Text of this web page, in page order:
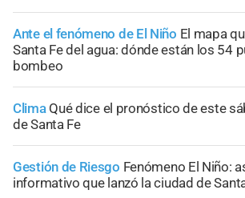
Ante el fenómeno de El Niño El mapa
Santa Fe del agua: dónde están los 54
bombeo
Clima Qué dice el pronóstico de este
de Santa Fe
Gestión de Riesgo Fenómeno El Niño:
informativo que lanzó la ciudad de